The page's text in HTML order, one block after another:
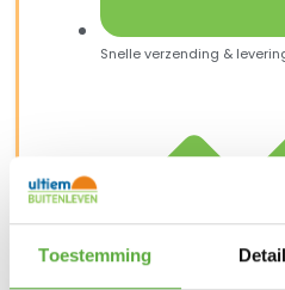
Toestemming
Snelle verzending &